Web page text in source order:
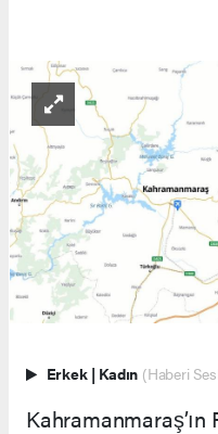
Erkek | Kadın (Haberi
Kahramanmaraş’ın